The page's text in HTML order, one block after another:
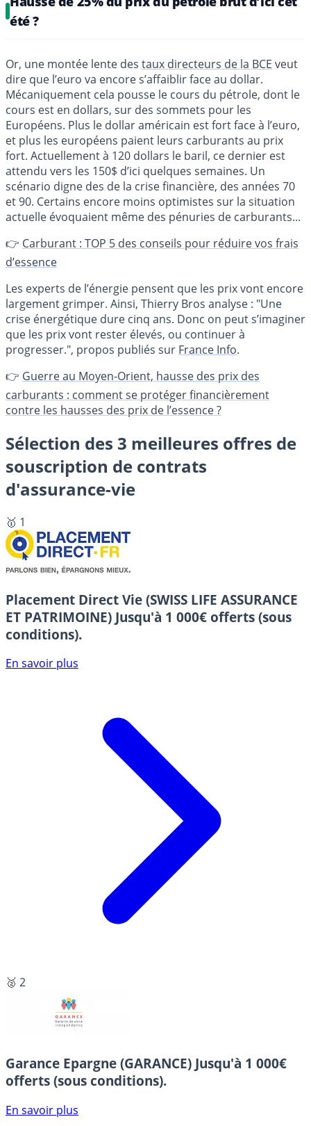
été ?
Or, une montée lente des taux directeurs de la BCE veut
dire que l’euro va encore s’affaiblir face au dollar.
Mécaniquement cela pousse le cours du pétrole, dont le
cours est en dollars, sur des sommets pour les
Européens. Plus le dollar américain est fort face à l’euro,
et plus les européens paient leurs carburants au prix
fort. Actuellement à 120 dollars le baril, ce dernier est
attendu vers les 150$ d’ici quelques semaines. Un
scénario digne des de la crise financière, des années 70
et 90. Certains encore moins optimistes sur la situation
actuelle évoquaient même des pénuries de carburants...
👉 Carburant : TOP 5 des conseils pour réduire vos frais
d’essence
Les experts de l’énergie pensent que les prix vont encore
largement grimper. Ainsi, Thierry Bros analyse : "Une
crise énergétique dure cinq ans. Donc on peut s’imaginer
que les prix vont rester élevés, ou continuer à
progresser.", propos publiés sur France Info.
👉 Guerre au Moyen-Orient, hausse des prix des
carburants : comment se protéger financièrement
contre les hausses des prix de l’essence ?
Sélection des 3 meilleures offres de
souscription de contrats
d'assurance-vie
🥇 1
Placement Direct Vie (SWISS LIFE ASSURANCE
ET PATRIMOINE) Jusqu'à 1 000€ offerts (sous
conditions).
En savoir plus
🥈 2
Garance Epargne (GARANCE) Jusqu'à 1 000€
offerts (sous conditions).
En savoir plus